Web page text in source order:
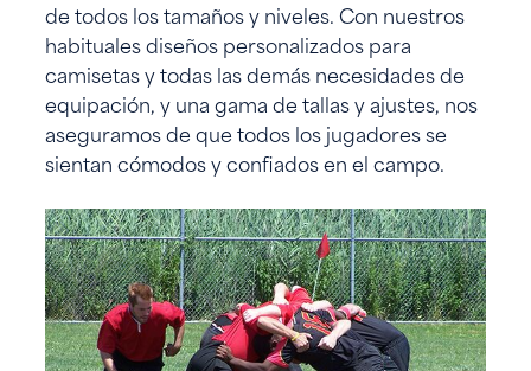
de todos los tamaños y niveles. Con nuestros
habituales diseños personalizados para
camisetas y todas las demás necesidades de
equipación, y una gama de tallas y ajustes, nos
aseguramos de que todos los jugadores se
sientan cómodos y confiados en el campo.